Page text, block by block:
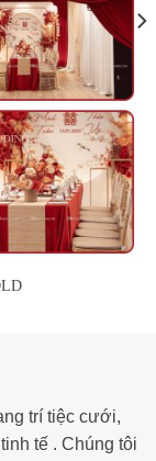
trí tiệc cưới,
tế . Chúng tôi